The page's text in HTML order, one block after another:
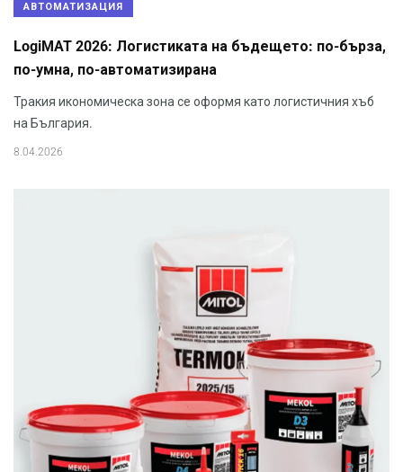
АВТОМАТИЗАЦИЯ
LogiMAT 2026: Логистиката на бъдещето: по-бърза,
по-умна, по-автоматизирана
Тракия икономическа зона се оформя като логистичния хъб
на България.
8.04.2026